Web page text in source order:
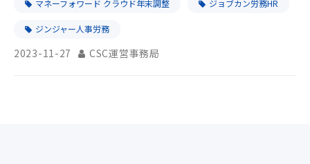
マネーフォワード クラウド年末調整 ジョブカン労務HR
ジンジャー人事労務
2023-11-27 CSC運営事務局